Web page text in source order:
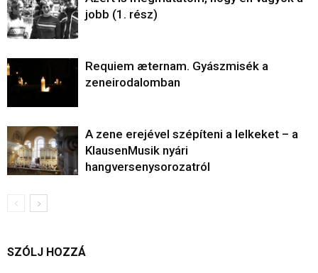
jobb (1. rész)
Requiem æternam. Gyászmisék a
zeneirodalomban
A zene erejével szépíteni a lelkeket – a
KlausenMusik nyári
hangversenysorozatról
SZÓLJ HOZZÁ